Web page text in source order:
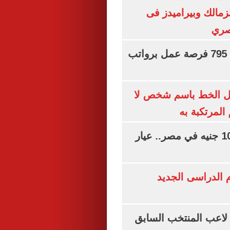
وبيراميدز فى
لجميع المؤهلات والطلبة.. 795 فرصة عمل برواتب
الخط باسم شخص لا
به
سعر الذهب اليوم يقفز 100 جنيه في مصر.. عيار
الدراسى الجديد
المنتخب السابق